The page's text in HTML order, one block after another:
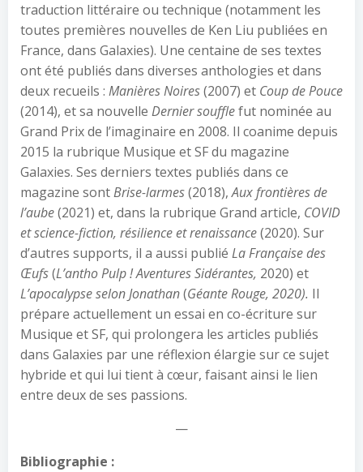
traduction littéraire ou technique (notamment les
toutes premières nouvelles de Ken Liu publiées en
France, dans Galaxies). Une centaine de ses textes
ont été publiés dans diverses anthologies et dans
deux recueils : Manières Noires(2007) et Coup de Pouce
(2014), et sa nouvelle Derniersoufflefut nominée au
Grand Prix de l’imaginaire en 2008. Il coanime depuis
2015 la rubrique Musique et SF du magazine
Galaxies. Ses derniers textes publiés dans ce
magazine sontBrise-larmes(2018),Aux frontières de
l’aube(2021) et, dans la rubrique Grand article, COVID
et science-fiction, résilience et renaissance(2020). Sur
d’autres supports, il a aussi publié La Française des
Œufs(L’antho Pulp !Aventures Sidérantes, 2020) et
L’apocalypse selon Jonathan(Géante Rouge, 2020). Il
prépare actuellement un essai en co-écriture sur
Musique et SF, qui prolongera les articles publiés
dans Galaxies par une réflexion élargie sur ce sujet
hybride et qui lui tient à cœur, faisant ainsi le lien
entre deux de ses passions.
—
Bibliographie :